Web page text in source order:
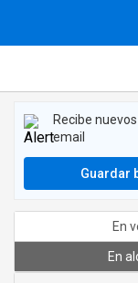
Recibe
email
Guardar
En
En